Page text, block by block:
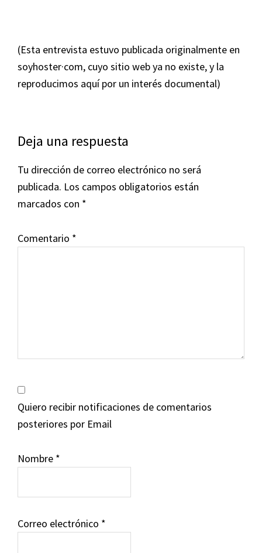
(Esta entrevista estuvo publicada originalmente en
soyhoster·com, cuyo sitio web ya no existe, y la
reproducimos aquí por un interés documental)
Interacciones
con
los
lectores
Deja una respuesta
Tu dirección de correo electrónico no será
publicada. Los campos obligatorios están
marcados con *
Comentario *
Quiero recibir notificaciones de comentarios
posteriores por Email
Nombre *
Correo electrónico *